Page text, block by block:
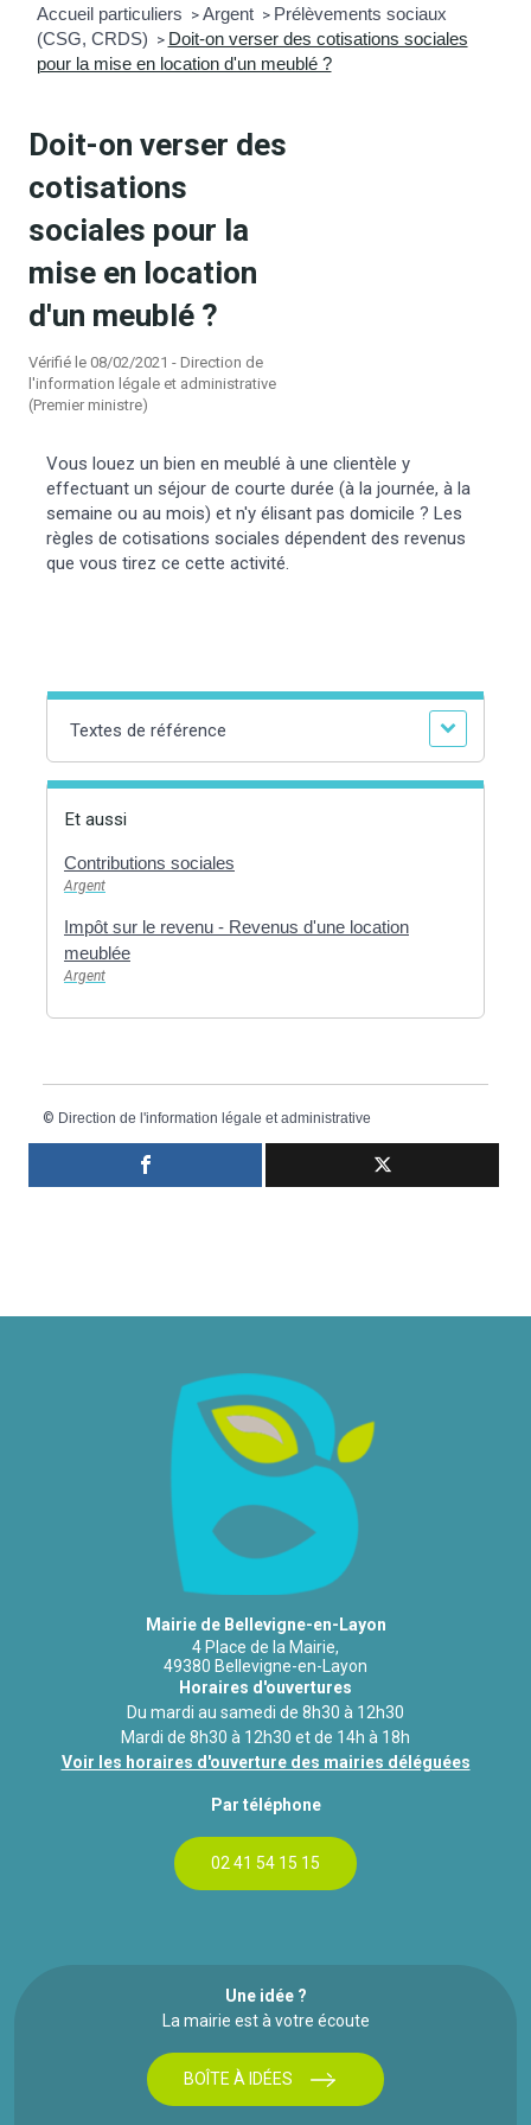
municipaux
sur la commune
d’urbanisme
Association
voirie, arrêté de circulation et
domaine public
à la commune
Accueil particuliers > Argent > Prélèvements sociaux
(CSG, CRDS) > Doit-on verser des cotisations sociales
pour la mise en location d'un meublé ?
Doit-on verser des
cotisations
sociales pour la
mise en location
d'un meublé ?
Vérifié le 08/02/2021 - Direction de
l'information légale et administrative
(Premier ministre)
Vous louez un bien en meublé à une clientèle y
effectuant un séjour de courte durée (à la journée, à la
semaine ou au mois) et n'y élisant pas domicile ? Les
règles de cotisations sociales dépendent des revenus
que vous tirez ce cette activité.
Textes de référence
Et aussi
Contributions sociales
Argent
Impôt sur le revenu - Revenus d'une location
meublée
Argent
© Direction de l'information légale et administrative
Mairie de Bellevigne-en-Layon
4 Place de la Mairie,
49380 Bellevigne-en-Layon
Horaires d'ouvertures
Du mardi au samedi de 8h30 à 12h30
Mardi de 8h30 à 12h30 et de 14h à 18h
Voir les horaires d'ouverture des mairies déléguées
Par téléphone
02 41 54 15 15
Une idée ?
La mairie est à votre écoute
BOÎTE À IDÉES